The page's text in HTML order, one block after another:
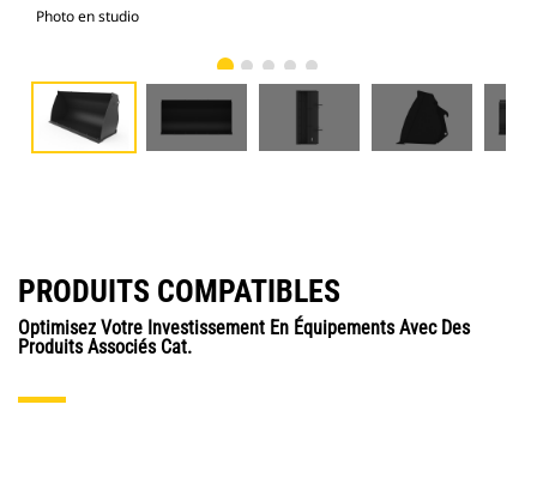
Photo en studio
PRODUITS COMPATIBLES
Optimisez Votre Investissement En Équipements Avec Des
Produits Associés Cat.